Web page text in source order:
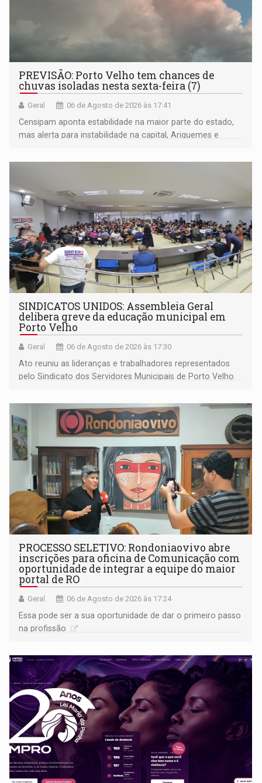
PREVISÃO: Porto Velho tem chances de
chuvas isoladas nesta sexta-feira (7)
Geral 06 de Agosto de 2026 às 17:41
Censipam aponta estabilidade na maior parte do estado,
mas alerta para instabilidade na capital, Ariquemes e
SINDICATOS UNIDOS: Assembleia Geral
delibera greve da educação municipal em
Porto Velho
Geral 06 de Agosto de 2026 às 17:30
Ato reuniu as lideranças e trabalhadores representados
pelo Sindicato dos Servidores Municipais de Porto Velho
PROCESSO SELETIVO: Rondoniaovivo abre
inscrições para oficina de Comunicação com
oportunidade de integrar a equipe do maior
portal de RO
Geral 06 de Agosto de 2026 às 17:24
Essa pode ser a sua oportunidade de dar o primeiro passo
na profissão